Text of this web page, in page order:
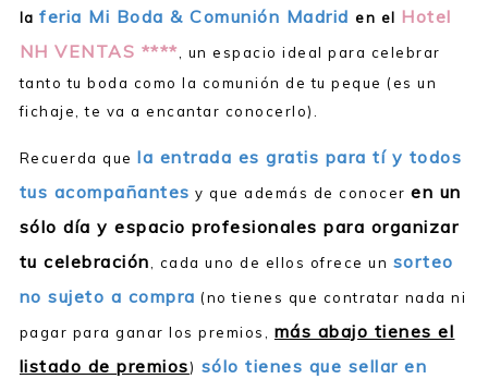
laferia Mi Boda & Comunión Madriden el Hotel
NH VENTAS ****, un espacio ideal para celebrar
tanto tu boda como la comunión de tu peque (es un
fichaje, te va a encantar conocerlo).
Recuerda que la entrada es gratis para tí y todos
tus acompañantes y que además deconoceren un
sólo día y espacio profesionales para organizar
tu celebración, cada uno de ellos ofrece un sorteo
no sujeto a compra (no tienes que contratar nada ni
pagar para ganar los premios, más abajo tienes el
listado de premios) sólo tienes que sellar en